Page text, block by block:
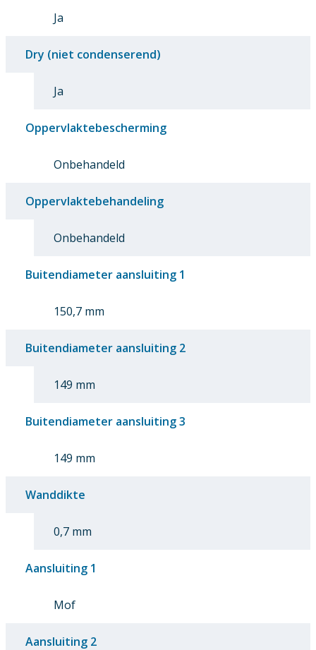
Ja
Dry (niet condenserend)
Ja
Oppervlaktebescherming
Onbehandeld
Oppervlaktebehandeling
Onbehandeld
Buitendiameter aansluiting 1
150,7 mm
Buitendiameter aansluiting 2
149 mm
Buitendiameter aansluiting 3
149 mm
Wanddikte
0,7 mm
Aansluiting 1
Mof
Aansluiting 2